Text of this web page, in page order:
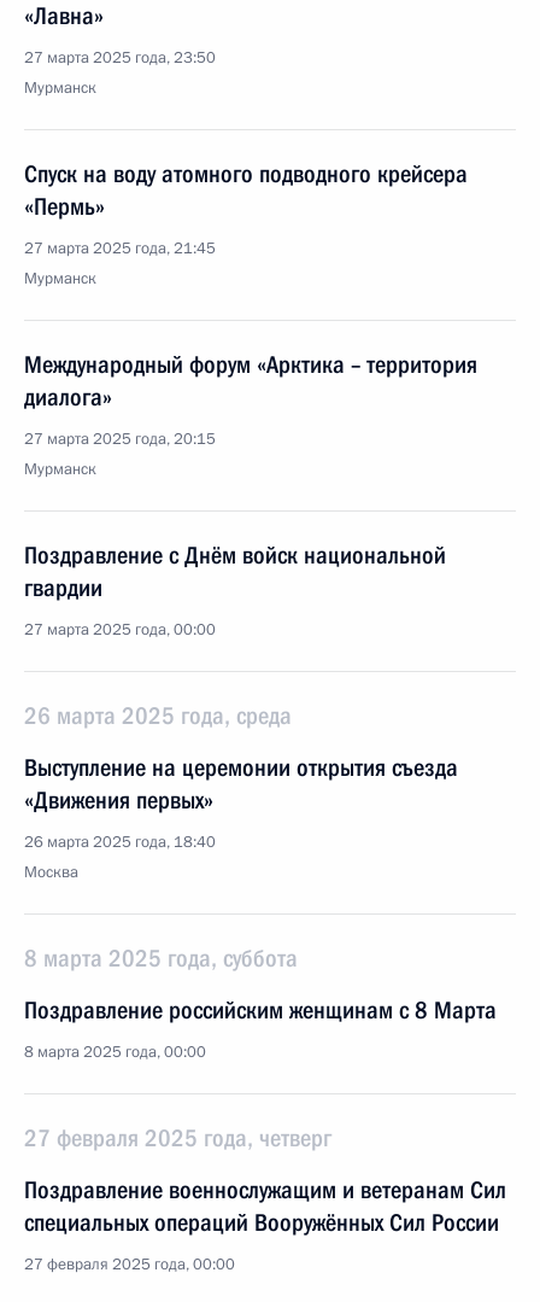
«Лавна»
27 марта 2025 года, 23:50
Мурманск
Спуск на воду атомного подводного крейсера
«Пермь»
27 марта 2025 года, 21:45
Мурманск
Международный форум «Арктика – территория
диалога»
27 марта 2025 года, 20:15
Мурманск
Поздравление с Днём войск национальной
гвардии
27 марта 2025 года, 00:00
26 марта 2025 года, среда
Выступление на церемонии открытия съезда
«Движения первых»
26 марта 2025 года, 18:40
Москва
8 марта 2025 года, суббота
Поздравление российским женщинам с 8 Марта
8 марта 2025 года, 00:00
27 февраля 2025 года, четверг
Поздравление военнослужащим и ветеранам Сил
специальных операций Вооружённых Сил России
27 февраля 2025 года, 00:00